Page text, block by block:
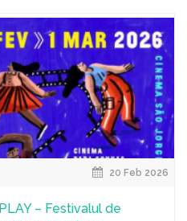
20 Feb 2026
– Festivalul de